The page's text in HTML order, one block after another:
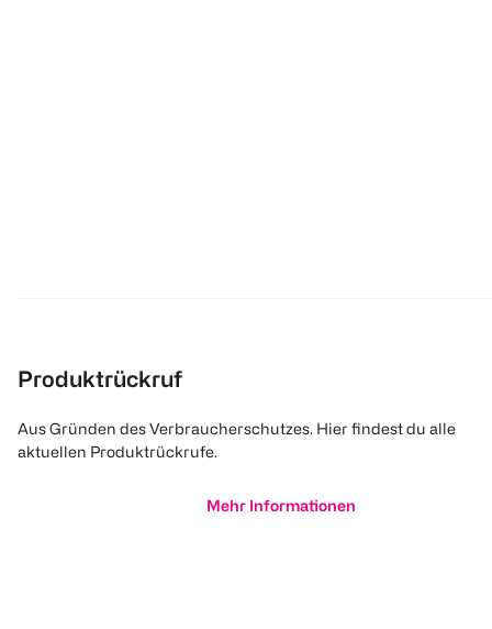
Produktrückruf
Aus Gründen des Verbraucherschutzes. Hier findest du alle
aktuellen Produktrückrufe.
Mehr Informationen